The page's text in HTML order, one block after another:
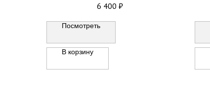
6 400 ₽
Посмотреть
В корзину